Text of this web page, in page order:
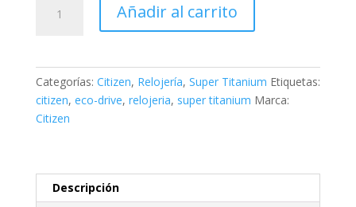
SUPER
Titanium
AW0130
cantidad
Añadir al carrito
Categorías: Citizen, Relojería, Super Titanium Etiquetas:
citizen, eco-drive, relojeria, super titanium Marca:
Citizen
Descripción